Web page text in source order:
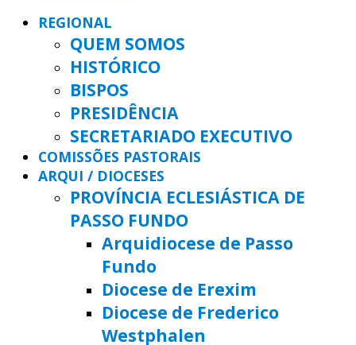
REGIONAL
QUEM SOMOS
HISTÓRICO
BISPOS
PRESIDÊNCIA
SECRETARIADO EXECUTIVO
COMISSÕES PASTORAIS
ARQUI / DIOCESES
PROVÍNCIA ECLESIÁSTICA DE
PASSO FUNDO
Arquidiocese de Passo
Fundo
Diocese de Erexim
Diocese de Frederico
Westphalen